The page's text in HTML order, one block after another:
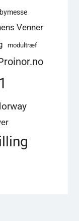
Venner
modultræf